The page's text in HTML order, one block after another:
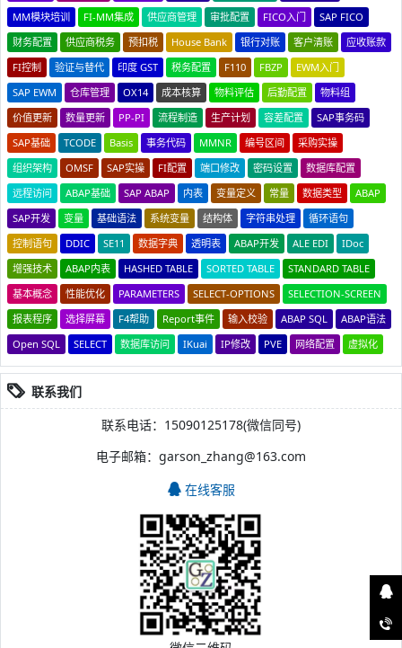
MM模块培训
FI-MM集成 供应商管理 审批配置 FICO入门
SAP FICO
财务配置
供应商税务 预扣税 House Bank 银行对账 客户清账
应收账款
FI控制
验证与替代 印度 GST 税务配置 F110 FBZP
EWM入门
SAP EWM
仓库管理 OX14 成本核算 物料评估 后勤配置
物料组
价值更新
数量更新 PP-PI 流程制造 生产计划 容差配置
SAP事务码
SAP基础
TCODE Basis 事务代码 MMNR 编号区间
采购实操
组织架构
OMSF SAP实操 FI配置 端口修改 密码设置
数据库配置
远程访问
ABAP基础 SAP ABAP 内表 变量定义 常量 数据类型
ABAP
SAP开发
变量 基础语法 系统变量 结构体 字符串处理
循环语句
控制语句
DDIC SE11 数据字典 透明表 ABAP开发 ALE EDI
IDoc
增强技术
ABAP内表 HASHED TABLE SORTED TABLE
STANDARD TABLE
基本概念
性能优化 PARAMETERS SELECT-OPTIONS
SELECTION-SCREEN
报表程序
选择屏幕 F4帮助 Report事件 输入校验 ABAP SQL
ABAP语法
Open SQL
SELECT 数据库访问 IKuai IP修改 PVE 网络配置 虚拟化
联系我们
联系电话：15090125178(微信同号)
电子邮箱：garson_zhang@163.com
在线客服